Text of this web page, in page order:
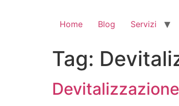
Home Blog Servizi
Tag: